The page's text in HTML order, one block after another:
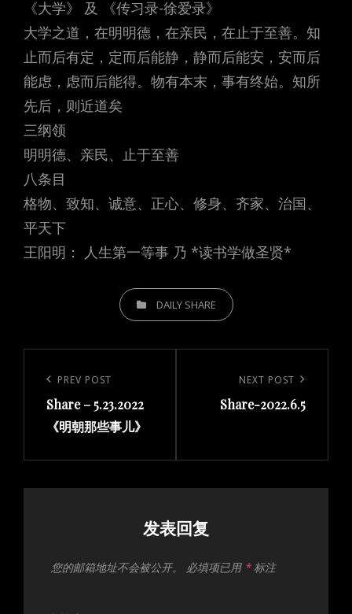
《大学》 及 《传习录-徐爱录》
大学之道，在明明德，在亲民，在止于至善。知
止而后有定，定而后能静，静而后能安，安而后
能虑，虑而后能得。物有本末，事有终始。知所
先后，则近道矣
三纲领
明明德、亲民、止于至善
八条目
格物、致知、诚意、正心、修身、齐家、治国、
平天下
王阳明： 人生第一等事 乃 *读书学做圣贤*
CATEGORIESDAILY SHARE
Previous
Post
PREV POST
Share – 5.23.2022
《明朝那些事儿》
Post
NEXT POST
Share-2022.6.5
发表回复
您的邮箱地址不会被公开。 必填项已用 *标注